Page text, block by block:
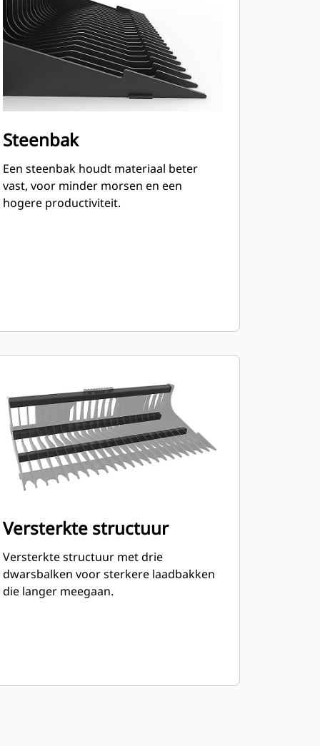
Steenbak
Een steenbak houdt materiaal beter
vast, voor minder morsen en een
hogere productiviteit.
Versterkte structuur
Versterkte structuur met drie
dwarsbalken voor sterkere laadbakken
die langer meegaan.